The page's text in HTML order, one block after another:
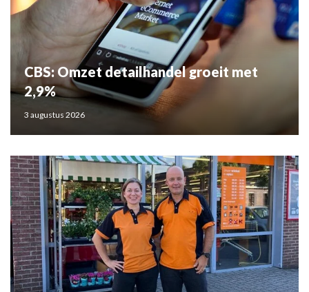
CBS: Omzet detailhandel groeit met
2,9%
3 augustus 2026